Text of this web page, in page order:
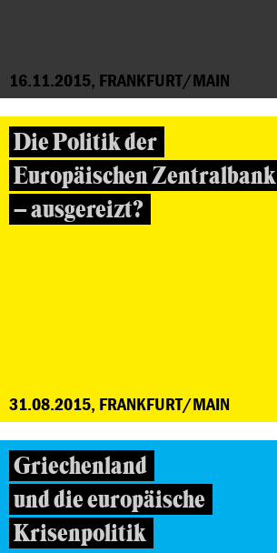
16.11.2015, FRANKFURT/MAIN
Die Politik der
Europäischen Zentralbank
– ausgereizt?
31.08.2015, FRANKFURT/MAIN
Griechenland
und die europäische
Krisenpolitik